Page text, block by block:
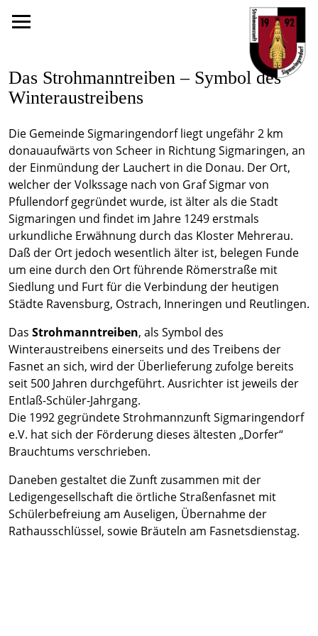
Das Strohmanntreiben – Symbol des
Winteraustreibens
Die Gemeinde Sigmaringendorf liegt ungefähr 2 km
donauaufwärts von Scheer in Richtung Sigmaringen, an
der Einmündung der Lauchert in die Donau. Der Ort,
welcher der Volkssage nach von Graf Sigmar von
Pfullendorf gegründet wurde, ist älter als die Stadt
Sigmaringen und findet im Jahre 1249 erstmals
urkundliche Erwähnung durch das Kloster Mehrerau.
Daß der Ort jedoch wesentlich älter ist, belegen Funde
um eine durch den Ort führende Römerstraße mit
Siedlung und Furt für die Verbindung der heutigen
Städte Ravensburg, Ostrach, Inneringen und Reutlingen.
Das Strohmanntreiben, als Symbol des
Winteraustreibens einerseits und des Treibens der
Fasnet an sich, wird der Überlieferung zufolge bereits
seit 500 Jahren durchgeführt. Ausrichter ist jeweils der
Entlaß-Schüler-Jahrgang.
Die 1992 gegründete Strohmannzunft Sigmaringendorf
e.V. hat sich der Förderung dieses ältesten „Dorfer“
Brauchtums verschrieben.
Daneben gestaltet die Zunft zusammen mit der
Ledigengesellschaft die örtliche Straßenfasnet mit
Schülerbefreiung am Auseligen, Übernahme der
Rathausschlüssel, sowie Bräuteln am Fasnetsdienstag.